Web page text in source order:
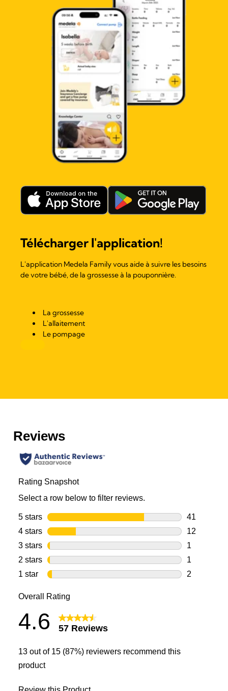
Télécharger l'application!
L'application Medela Family vous aide à suivre les besoins
de votre bébé, de la grossesse à la pouponnière.
La grossesse
L'allaitement
Le pompage